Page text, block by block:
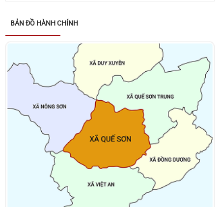
Thông báo về việc tặng quà cho người có công với
cách mạng, thân nhân người có công với cách
mạng, đối tượng bảo trợ xã hội và đối tượng đặc thù
nhân dịp tết Nguyên đán Bính Ngọ năm 2026
Thông báo về việc niêm yết danh sách cử tri bầu cử
đại biểu Quốc hội khóa XVI và bầu cử đại biểu Hội
đồng nhân dân các cấp nhiệm kỳ 2026 – 2031
Kết luận của đồng chí Võ Đình Trung - Chủ tịch
UBND xã tại cuộc họp giao ban lãnh đạo UBND xã
ngày 26/01/2026
BẢN ĐỒ HÀNH CHÍNH